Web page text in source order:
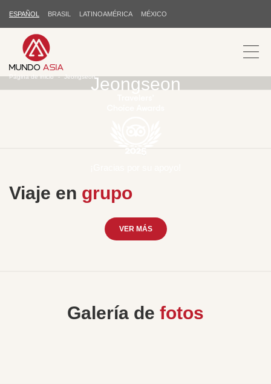
ESPAÑOL BRASIL LATINOAMÉRICA MÉXICO
Jeongseon
Página de inicio Jeongseon
Viaje en grupo
VER MÁS
Galería de fotos